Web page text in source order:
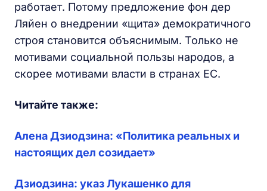
работает. Потому предложение фон дер
Ляйен о внедрении «щита» демократичного
строя становится объяснимым. Только не
мотивами социальной пользы народов, а
скорее мотивами власти в странах ЕС.
Читайте также:
Алена Дзиодзина: «Политика реальных и
настоящих дел созидает»
Дзиодзина: указ Лукашенко для